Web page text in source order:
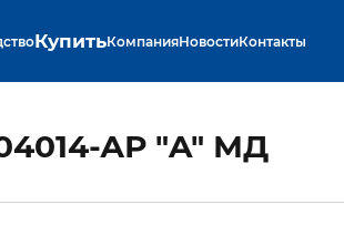
КупитьКомпанияНовостиКонтакты
АР "A" МД